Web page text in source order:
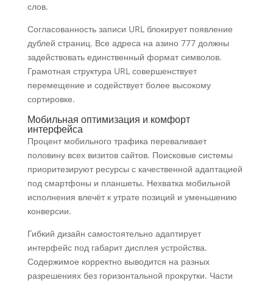
слов.
Согласованность записи URL блокирует появление
дублей страниц. Все адреса на азино 777 должны
задействовать единственный формат символов.
Грамотная структура URL совершенствует
перемещение и содействует более высокому
сортировке.
Мобильная оптимизация и комфорт
интерфейса
Процент мобильного трафика переваливает
половину всех визитов сайтов. Поисковые системы
приоритезируют ресурсы с качественной адаптацией
под смартфоны и планшеты. Нехватка мобильной
исполнения влечёт к утрате позиций и уменьшению
конверсии.
Гибкий дизайн самостоятельно адаптирует
интерфейс под габарит дисплея устройства.
Содержимое корректно выводится на разных
разрешениях без горизонтальной прокрутки. Части